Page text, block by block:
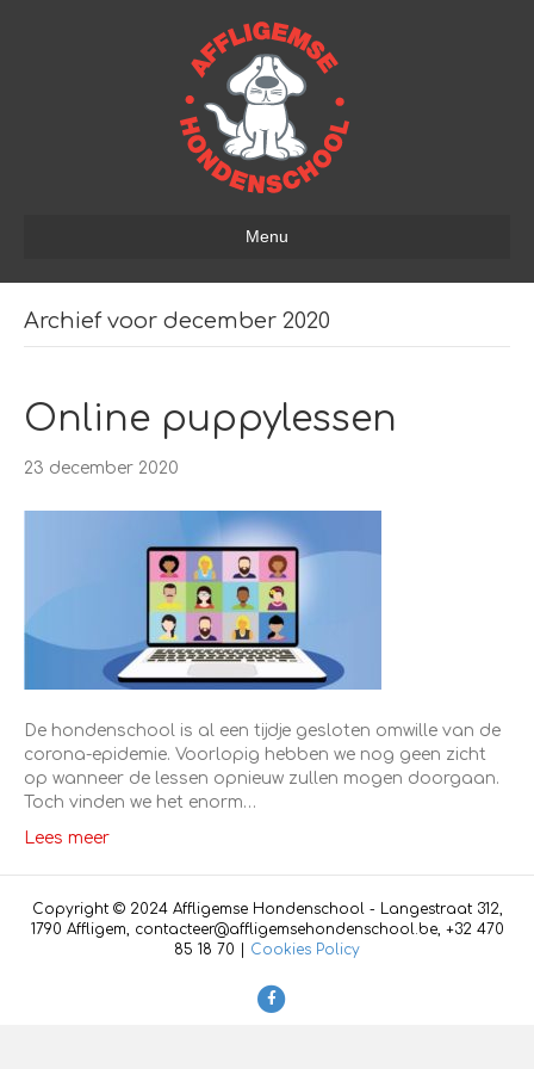
Menu
Archief voor december 2020
Online puppylessen
23 december 2020
De hondenschool is al een tijdje gesloten omwille van de
corona-epidemie. Voorlopig hebben we nog geen zicht
op wanneer de lessen opnieuw zullen mogen doorgaan.
Toch vinden we het enorm…
Lees meer
Copyright © 2024 Affligemse Hondenschool - Langestraat 312,
1790 Affligem, contacteer@affligemsehondenschool.be, +32 470
85 18 70 | Cookies Policy
F